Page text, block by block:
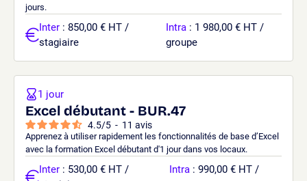
jours.
Inter : 850,00 € HT /
stagiaire
Intra : 1 980,00 € HT /
groupe
Excel débutant - BUR.47
4.5/5 - 11 avis
Apprenez à utiliser rapidement les fonctionnalités de base d’Excel
avec la formation Excel débutant d'1 jour dans vos locaux.
1 jour
Inter : 530,00 € HT /
Intra : 990,00 € HT /